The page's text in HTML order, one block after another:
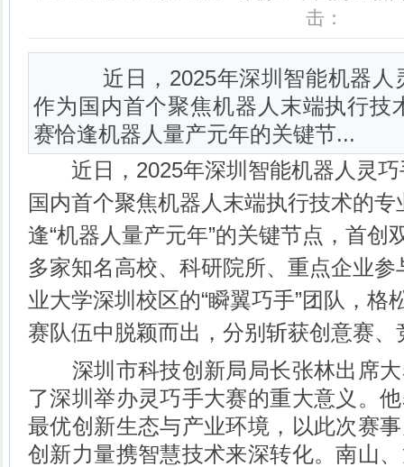
击：
近日，2025年深圳智能机器人
作为国内首个聚焦机器人末端执行技
赛恰逢机器人量产元年的关键节...
近日，2025年深圳智能机器人灵巧
国内首个聚焦机器人末端执行技术的
逢“机器人量产元年”的关键节点，首创
多家知名高校、科研院所、重点企业
业大学深圳校区的“瞬翼巧手”团队，格
赛队伍中脱颖而出，分别斩获创意赛、
深圳市科技创新局局长张林出席大
了深圳举办灵巧手大赛的重大意义。
最优创新生态与产业环境，以此次赛
创新力量携智慧技术来深转化。南山